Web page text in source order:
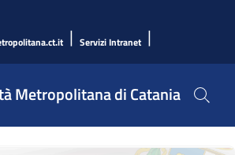
| Servizi Intranet |
Metropolitana di Catania